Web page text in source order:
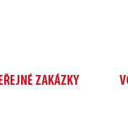
ZAKÁZKY